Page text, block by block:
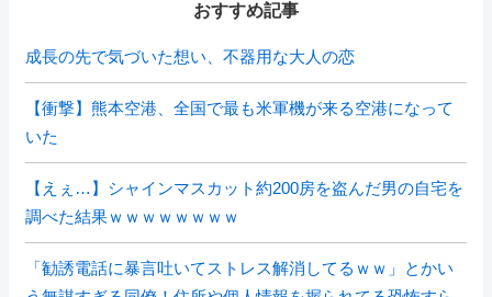
おすすめ記事
成長の先で気づいた想い、不器用な大人の恋
【衝撃】熊本空港、全国で最も米軍機が来る空港になって
いた
【えぇ…】シャインマスカット約200房を盗んだ男の自宅を
調べた結果ｗｗｗｗｗｗｗｗ
「勧誘電話に暴言吐いてストレス解消してるｗｗ」とかい